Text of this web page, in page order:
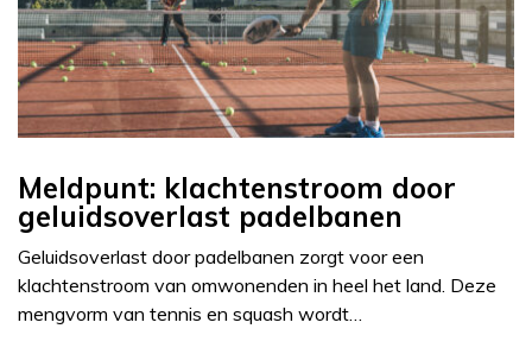
Meldpunt: klachtenstroom door
geluidsoverlast padelbanen
Geluidsoverlast door padelbanen zorgt voor een
klachtenstroom van omwonenden in heel het land. Deze
mengvorm van tennis en squash wordt…